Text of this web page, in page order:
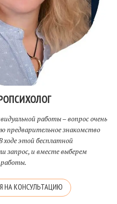
работы – вопрос очень
предварительное знакомство
этой бесплатной
запрос, и вместе выберем
НА КОНСУЛЬТАЦИЮ